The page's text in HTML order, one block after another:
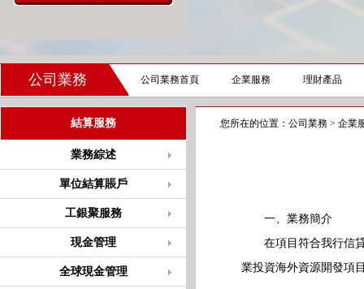
公司業務 公司業務首頁 企業服務 理財產品
結算服務
業務綜述
單位結算賬戶
工銀聚服務
現金管理
全球現金管理
您所在的位置： 公司業務 > 企業
一、業務簡介
在項目符合我行信貸
業投資海外資源開發